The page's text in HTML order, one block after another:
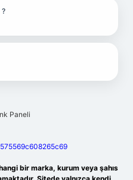
?
bir marka, kurum veya şahıs